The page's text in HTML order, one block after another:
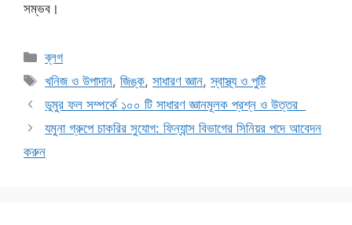
সম্ভব।
Categories
ব্লগ
Tags
খনিজ ও উপাদান,জিঙ্ক,সাধারণ জ্ঞান,স্বাস্থ্য ও পুষ্টি
ডুমুর ফল সম্পর্কে ১০০ টি সাধারণ জ্ঞানমূলক প্রশ্ন ও উত্তর
যমুনা গ্রুপে চাকরির সুযোগ: ফিন্যান্স বিভাগের সিনিয়র পদে আবেদন
করুন